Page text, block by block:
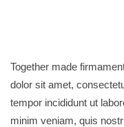
Together made
dolor sit amet,
tempor incididunt ut
minim veniam, quis